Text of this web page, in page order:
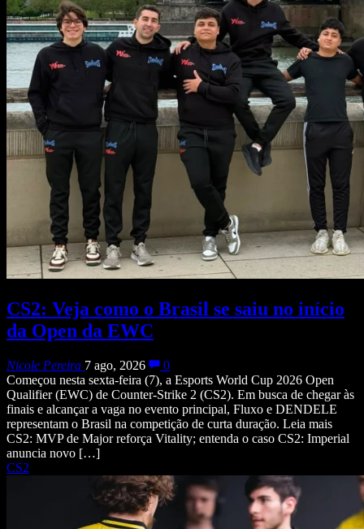
CS2: Veja como o Brasil se saiu no início
da Open da EWC
Nicole Pereira 7 ago, 2026
0
Começou nesta sexta-feira (7), a Esports World Cup 2026 Open
Qualifier (EWC) de Counter-Strike 2 (CS2). Em busca de chegar às
finais e alcançar a vaga no evento principal, Fluxo e DENDELE
representam o Brasil na competição de curta duração. Leia mais
CS2: MVP de Major reforça Vitality; entenda o caso CS2: Imperial
anuncia novo […]
CS2